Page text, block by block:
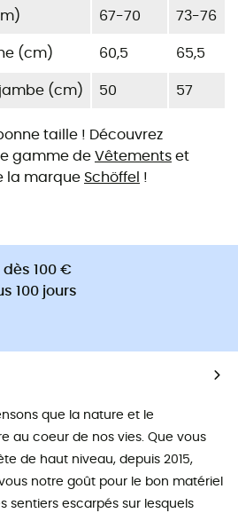
67-70 73-76
(cm) 60,5 65,5
(cm) 50 57
taille ! Découvrez
gamme de Vêtements et
la marque Schöffel !
100 €
100 jours
que la nature et le
au coeur de nos vies. Que vous
de haut niveau, depuis 2015,
notre goût pour le bon matériel
sentiers escarpés sur lesquels